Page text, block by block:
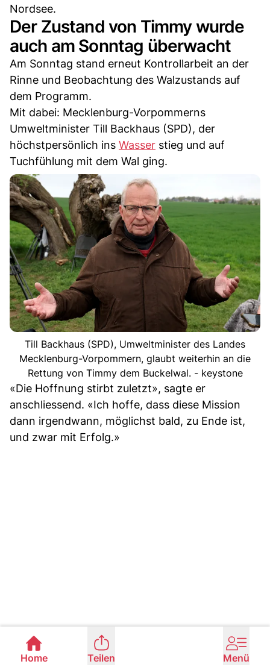
Nordsee.
Der Zustand von Timmy wurde
auch am Sonntag überwacht
Am Sonntag stand erneut Kontrollarbeit an der
Rinne und Beobachtung des Walzustands auf
dem Programm.
Mit dabei: Mecklenburg-Vorpommerns
Umweltminister Till Backhaus (SPD), der
höchstpersönlich ins Wasser stieg und auf
Tuchfühlung mit dem Wal ging.
Till Backhaus (SPD), Umweltminister des Landes
Mecklenburg-Vorpommern, glaubt weiterhin an die
Rettung von Timmy dem Buckelwal. - keystone
«Die Hoffnung stirbt zuletzt», sagte er
anschliessend. «Ich hoffe, dass diese Mission
dann irgendwann, möglichst bald, zu Ende ist,
und zwar mit Erfolg.»
Home Teilen Menü